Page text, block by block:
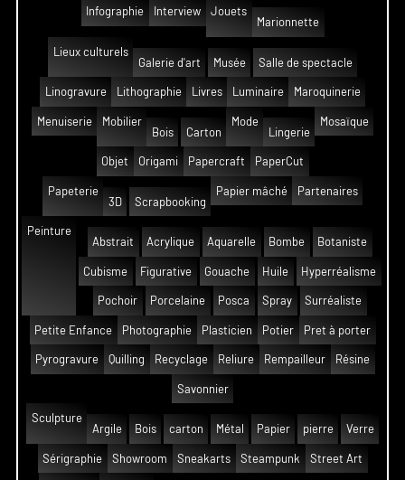
Infographie Interview
Jouets
Marionnette
Lieux culturels
Galerie d'art
Musée Salle de spectacle
Linogravure Lithographie Livres Luminaire Maroquinerie
Menuiserie
Mobilier
Bois
Carton
Mode
Lingerie
Mosaïque
Objet Origami Papercraft PaperCut
Papeterie
3D
Scrapbooking
Papier mâché Partenaires
Peinture
Abstrait
Acrylique Aquarelle Bombe Botaniste
Cubisme Figurative Gouache Huile Hyperréalisme
Pochoir Porcelaine Posca Spray Surréaliste
Petite Enfance Photographie Plasticien Potier Pret à porter
Pyrogravure Quilling Recyclage Reliure Rempailleur Résine
Savonnier
Sculpture
Argile
Bois carton Métal Papier pierre Verre
Sérigraphie Showroom Sneakarts Steampunk Street Art